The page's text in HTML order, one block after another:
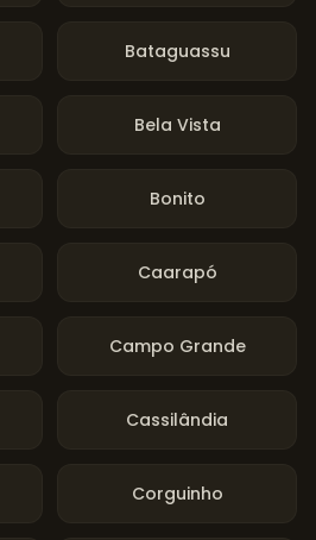
Bataguassu
Bela Vista
Bonito
Caarapó
Campo Grande
Cassilândia
Corguinho